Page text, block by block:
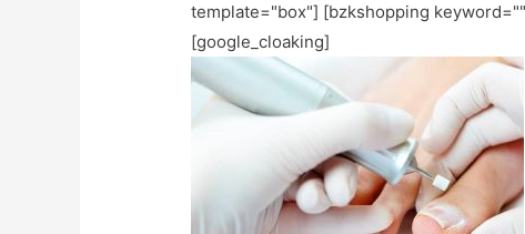
template="box"] [bzkshopping keyword="
[google_cloaking]